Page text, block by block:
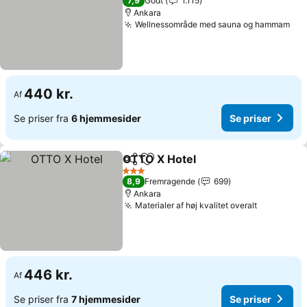
Ankara
Wellnessområde med sauna og hammamSe
Af 440 kr.
Se priser fra 6 hjemmesider Se priser
Del Føj til favoritter
OTTO X Hotel
3 Stjerner
8,9 Fremragende
699
Ankara
Materialer af høj kvalitet overaltSe priser
Af 446 kr.
Se priser fra 7 hjemmesider Se priser